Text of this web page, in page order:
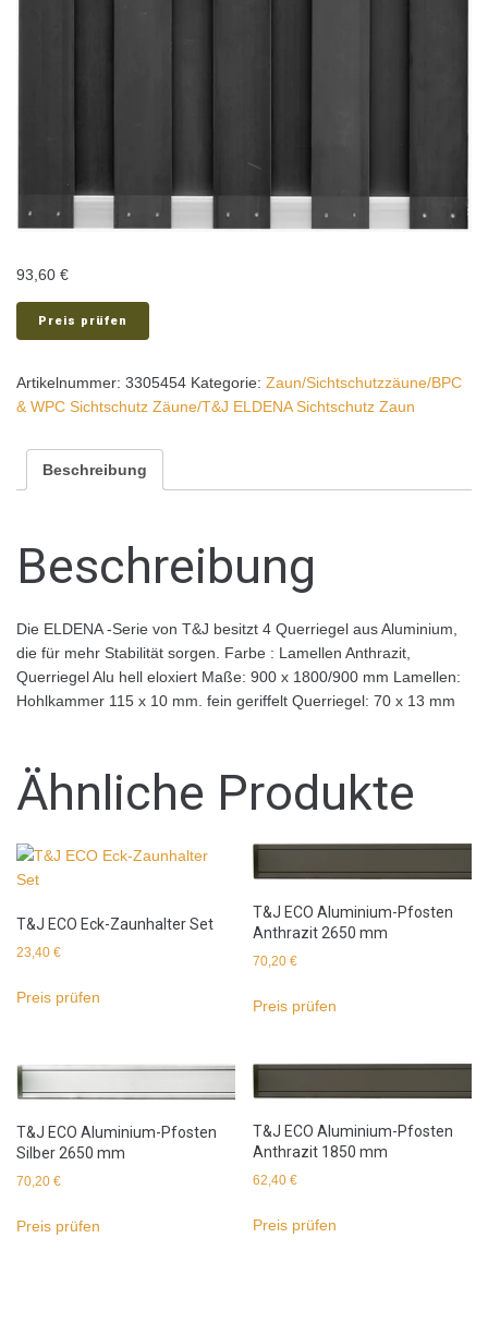
93,60 €
Preis prüfen
Artikelnummer: 3305454 Kategorie: Zaun/Sichtschutzzäune/BPC
& WPC Sichtschutz Zäune/T&J ELDENA Sichtschutz Zaun
Beschreibung
Beschreibung
Die ELDENA -Serie von T&J besitzt 4 Querriegel aus Aluminium,
die für mehr Stabilität sorgen. Farbe : Lamellen Anthrazit,
Querriegel Alu hell eloxiert Maße: 900 x 1800/900 mm Lamellen:
Hohlkammer 115 x 10 mm. fein geriffelt Querriegel: 70 x 13 mm
Ähnliche Produkte
T&J ECO Eck-Zaunhalter Set
23,40 €
Preis prüfen
T&J ECO Aluminium-Pfosten
Anthrazit 2650 mm
70,20€
Preis prüfen
T&J ECO Aluminium-Pfosten
Silber 2650 mm
70,20 €
Preis prüfen
T&J ECO Aluminium-Pfosten
Anthrazit 1850 mm
62,40€
Preis prüfen